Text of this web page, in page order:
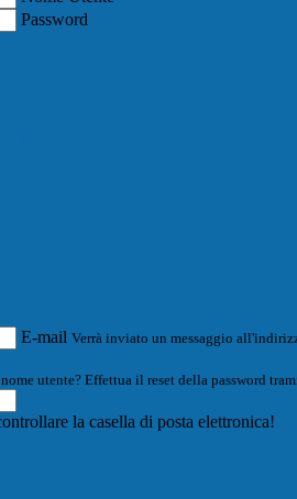
Password
E-mail Verrà inviato un messaggio
utente? Effettua il reset della password
la casella di posta elettronica!